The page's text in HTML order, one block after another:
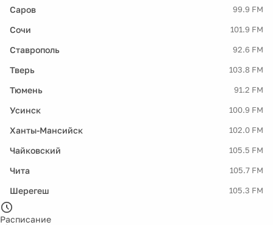
Саров 99.9 FM
Сочи 101.9 FM
Ставрополь 92.6 FM
Тверь 103.8 FM
Тюмень 91.2 FM
Усинск 100.9 FM
Ханты-Мансийск 102.0 FM
Чайковский 105.5 FM
Чита 105.7 FM
Шерегеш 105.3 FM
Расписание